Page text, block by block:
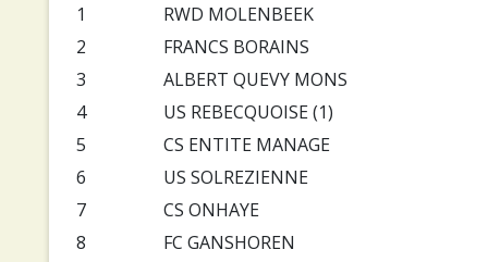
1
RWD MOLENBEEK
2
FRANCS BORAINS
3
ALBERT QUEVY MONS
4
US REBECQUOISE (1)
5
CS ENTITE MANAGE
6
US SOLREZIENNE
7
CS ONHAYE
8
FC GANSHOREN